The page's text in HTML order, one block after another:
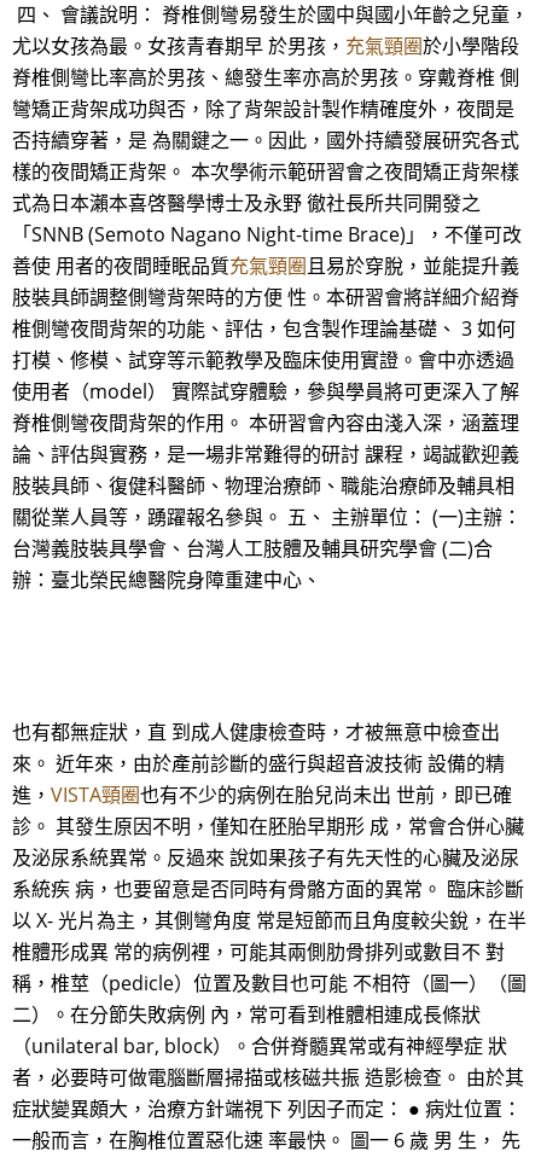
四、 會議說明： 脊椎側彎易發生於國中與國小年齡之兒童，
尤以女孩為最。女孩青春期早 於男孩， 充氣頸圈於小學階段
脊椎側彎比率高於男孩、總發生率亦高於男孩。穿戴脊椎 側
彎矯正背架成功與否，除了背架設計製作精確度外，夜間是
否持續穿著，是 為關鍵之一。因此，國外持續發展研究各式
樣的夜間矯正背架。 本次學術示範研習會之夜間矯正背架樣
式為日本瀨本喜啓醫學博士及永野 徹社長所共同開發之
「SNNB (Semoto Nagano Night-time Brace)」，不僅可改
善使 用者的夜間睡眠品質充氣頸圈且易於穿脫，並能提升義
肢裝具師調整側彎背架時的方便 性。本研習會將詳細介紹脊
椎側彎夜間背架的功能、評估，包含製作理論基礎、 3 如何
打模、修模、試穿等示範教學及臨床使用實證。會中亦透過
使用者（model） 實際試穿體驗，參與學員將可更深入了解
脊椎側彎夜間背架的作用。 本研習會內容由淺入深，涵蓋理
論、評估與實務，是一場非常難得的研討 課程，竭誠歡迎義
肢裝具師、復健科醫師、物理治療師、職能治療師及輔具相
關從業人員等，踴躍報名參與。 五、 主辦單位： (一)主辦：
台灣義肢裝具學會、台灣人工肢體及輔具研究學會 (二)合
辦：臺北榮民總醫院身障重建中心、
也有都無症狀，直 到成人健康檢查時，才被無意中檢查出
來。 近年來，由於產前診斷的盛行與超音波技術 設備的精
進， VISTA頸圈也有不少的病例在胎兒尚未出 世前，即已確
診。 其發生原因不明，僅知在胚胎早期形 成，常會合併心臟
及泌尿系統異常。反過來 說如果孩子有先天性的心臟及泌尿
系統疾 病，也要留意是否同時有骨骼方面的異常。 臨床診斷
以 X- 光片為主，其側彎角度 常是短節而且角度較尖銳，在半
椎體形成異 常的病例裡，可能其兩側肋骨排列或數目不 對
稱，椎莖（pedicle）位置及數目也可能 不相符（圖一）（圖
二）。在分節失敗病例 內，常可看到椎體相連成長條狀
（unilateral bar, block）。合併脊髓異常或有神經學症 狀
者，必要時可做電腦斷層掃描或核磁共振 造影檢查。 由於其
症狀變異頗大，治療方針端視下 列因子而定： ● 病灶位置：
一般而言，在胸椎位置惡化速 率最快。 圖一 6 歲 男 生， 先